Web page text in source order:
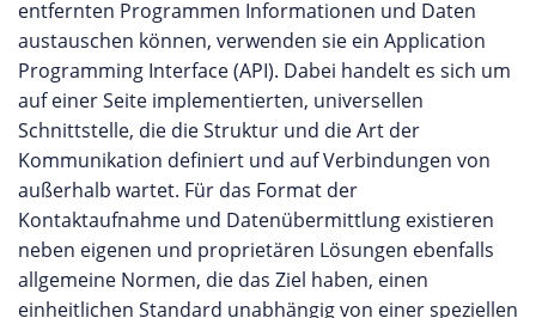
entfernten Programmen Informationen und Daten
austauschen können, verwenden sie ein Application
Programming Interface (API). Dabei handelt es sich um
auf einer Seite implementierten, universellen
Schnittstelle, die die Struktur und die Art der
Kommunikation definiert und auf Verbindungen von
außerhalb wartet. Für das Format der
Kontaktaufnahme und Datenübermittlung existieren
neben eigenen und proprietären Lösungen ebenfalls
allgemeine Normen, die das Ziel haben, einen
einheitlichen Standard unabhängig von einer speziellen